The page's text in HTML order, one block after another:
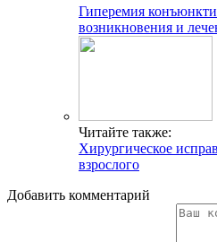
Гиперемия
возникновения и
Читайте также:
Хирургическое
взрослого
Добавить комментарий